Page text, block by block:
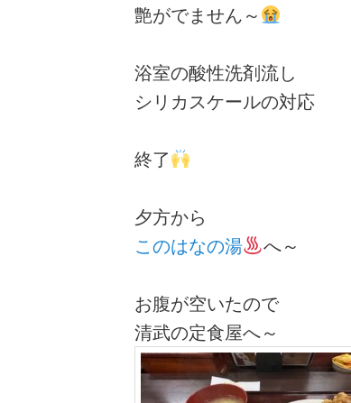
艶がでません～
浴室の酸性洗剤流し
シリカスケールの対応
終了
夕方から
このはなの湯
へ～
お腹が空いたので
清武の定食屋へ～